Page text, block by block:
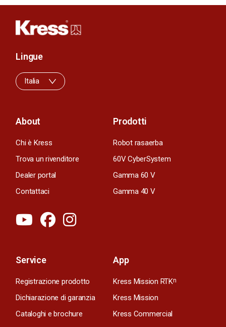
About
Chi è Kress
Trova un rivenditore
Dealer portal
Contattaci
Prodotti
Robot rasaerba
60V CyberSystem
Gamma 60 V
Gamma 40 V
Service
Registrazione prodotto
Dichiarazione di garanzia
Cataloghi e brochure
App
Kress Mission RTKn
Kress Mission
Kress Commercial
Lingue
Italia